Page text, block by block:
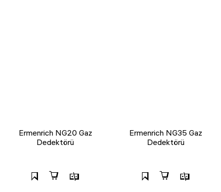
Ermenrich NG20 Gaz
Dedektörü
Ermenrich NG35 Gaz
Dedektörü